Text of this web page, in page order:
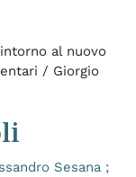
al nuovo
/ Giorgio
Sesana ;